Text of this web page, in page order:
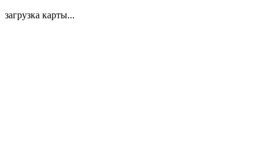
загрузка карты...